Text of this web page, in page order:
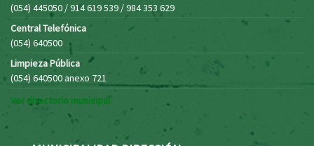
(054) 445050 / 914 619 539 / 984 353 629
Central Telefónica
(054) 640500
Limpieza Pública
(054) 640500 anexo 721
Ver directorio municipal